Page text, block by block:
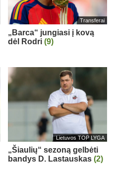
Transferai
„Barca“ jungiasi į kovą
dėl Rodri (9)
Lietuvos TOP LYGA
„Šiaulių“ sezoną gelbėti
bandys D. Lastauskas (2)